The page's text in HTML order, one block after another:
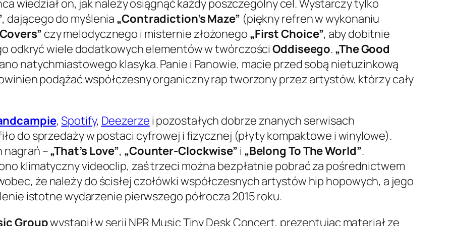
wiedział on, jak należy osiągnąć każdy poszczególny cel. Wystarczy tylko
, dającego do myślenia „Contradiction’s Maze” (piękny refren w wykonaniu
czy melodycznego i misternie złożonego „First Choice”, aby dobitnie
odkryć wiele dodatkowych elementów w twórczościOddiseego. „The Good
natychmiastowego klasyka. Panie i Panowie, macie przed sobą nietuzinkową
podążać współczesny organiczny rap tworzony przez artystów, którzy cały
,Spotify, Deezerze i pozostałych dobrze znanych serwisach
do sprzedaży w postaci cyfrowej i fizycznej (płyty kompaktowe i winylowe).
nagrań –„That’s Love”, „Counter-Clockwise” i „Belong To The World”.
klimatyczny videoclip, zaś trzeci można bezpłatnie pobrać za pośrednictwem
że należy do ścisłej czołówki współczesnych artystów hip hopowych, a jego
istotne wydarzenie pierwszego półrocza 2015 roku.
Groupwystąpił w serii NPR Music Tiny Desk Concert, prezentując materiał ze